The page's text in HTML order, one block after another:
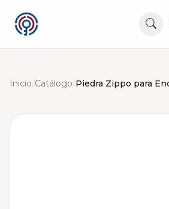
Inicio/Catálogo/Piedra Zippo para